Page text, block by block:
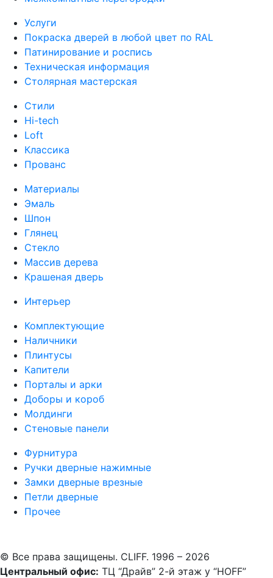
Услуги
Покраска дверей в любой цвет по RAL
Патинирование и роспись
Техническая информация
Столярная мастерская
Стили
Hi-tech
Loft
Классика
Прованс
Материалы
Эмаль
Шпон
Глянец
Стекло
Массив дерева
Крашеная дверь
Интерьер
Комплектующие
Наличники
Плинтусы
Капители
Порталы и арки
Доборы и короб
Молдинги
Стеновые панели
Фурнитура
Ручки дверные нажимные
Замки дверные врезные
Петли дверные
Прочее
© Все права защищены. CLIFF. 1996 – 2026
Центральный офис: ТЦ “Драйв” 2-й этаж у “HOFF”